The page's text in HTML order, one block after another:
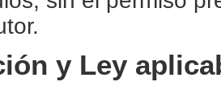
y Ley